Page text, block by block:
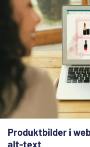
Produktbilder i
alt-text